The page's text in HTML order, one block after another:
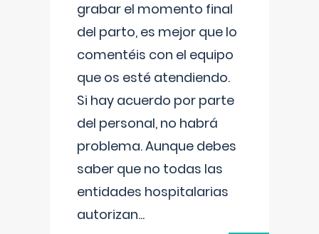
grabar el momento final
del parto, es mejor que lo
comentéis con el equipo
que os esté atendiendo.
Si hay acuerdo por parte
del personal, no habrá
problema. Aunque debes
saber que no todas las
entidades hospitalarias
autorizan...